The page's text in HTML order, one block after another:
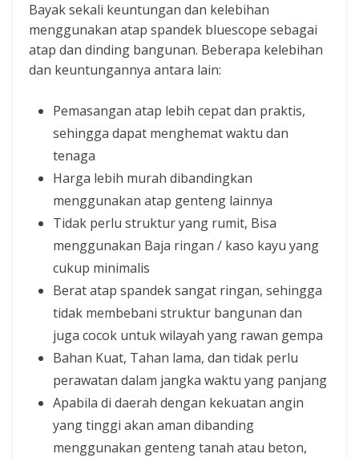
Bayak sekali keuntungan dan kelebihan
menggunakan atap spandek bluescope sebagai
atap dan dinding bangunan. Beberapa kelebihan
dan keuntungannya antara lain:
Pemasangan atap lebih cepat dan praktis,
sehingga dapat menghemat waktu dan
tenaga
Harga lebih murah dibandingkan
menggunakan atap genteng lainnya
Tidak perlu struktur yang rumit, Bisa
menggunakan Baja ringan / kaso kayu yang
cukup minimalis
Berat atap spandek sangat ringan, sehingga
tidak membebani struktur bangunan dan
juga cocok untuk wilayah yang rawan gempa
Bahan Kuat, Tahan lama, dan tidak perlu
perawatan dalam jangka waktu yang panjang
Apabila di daerah dengan kekuatan angin
yang tinggi akan aman dibanding
menggunakan genteng tanah atau beton,